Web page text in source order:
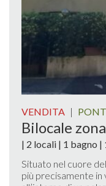
VENDITA |
Bilocale
| 2 locali | 1 bagno |
Situato nel cuore
più precisamente in